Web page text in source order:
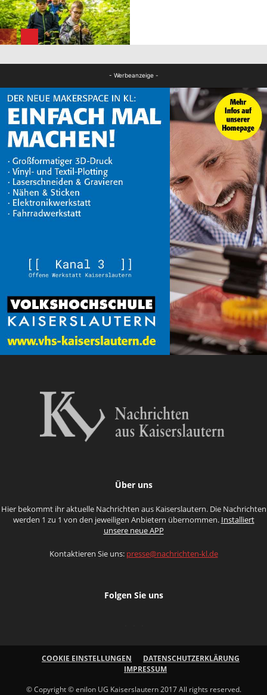
FB News
- Werbeanzeige -
Über uns
Hier bekommt ihr aktuelle Nachrichten aus Kaiserslautern. Die Nachrichten
werden 1 zu 1 von den jeweiligen Anbietern übernommen. Installiert
unsere neue APP
Kontaktieren Sie uns: presse@nachrichten-kl.de
Folgen Sie uns
COOKIE EINSTELLUNGEN
DATENSCHUTZERKLÄRUNG
IMPRESSUM
© Copyright © enilon UG Kaiserslautern 2017 All rights reserved.